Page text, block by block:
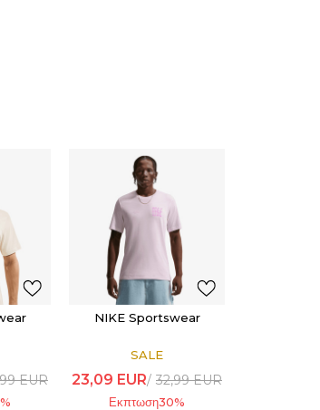
EUR
%
NIKE Sportswear
SALE
23,09 EUR 32,99EUR
Εκπτωση30%